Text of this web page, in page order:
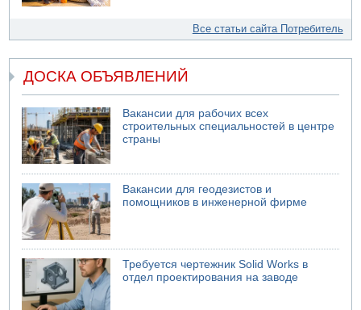
Все статьи сайта Потребитель
ДОСКА ОБЪЯВЛЕНИЙ
Вакансии для рабочих всех
строительных специальностей в центре
страны
Вакансии для геодезистов и
помощников в инженерной фирме
Требуется чертежник Solid Works в
отдел проектирования на заводе